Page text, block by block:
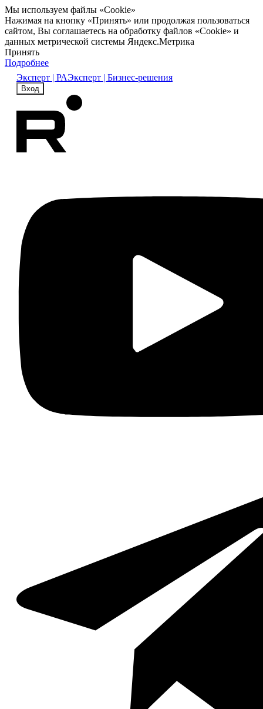
Мы используем файлы «Cookie»
Нажимая на кнопку «Принять» или продолжая пользоваться
сайтом, Вы соглашаетесь на обработку файлов «Cookie» и
данных метрической системы Яндекс.Метрика
Принять
Подробнее
Эксперт | РАЭксперт | Бизнес-решения
Вход